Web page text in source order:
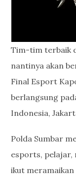
Tim-tim terbaik
nantinya akan
Final Esport
berlangsung
Indonesia,
Polda Sumbar
esports, pelajar,
ikut